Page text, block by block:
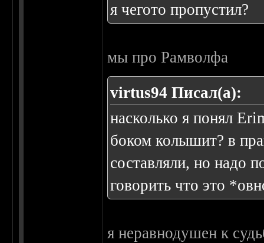
я чегото пропустил?
мы про Рамволфа
virtus94 Писал(а):
насколько я понял
боком колышит? в
составляли, но надо
говорить что это
я неравнодушен к